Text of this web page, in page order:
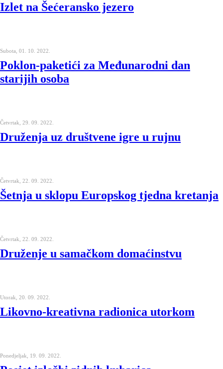
Izlet na Šećeransko jezero
Subota, 01. 10. 2022.
Poklon-paketići za Međunarodni dan
starijih osoba
Četvrtak, 29. 09. 2022.
Druženja uz društvene igre u rujnu
Četvrtak, 22. 09. 2022.
Šetnja u sklopu Europskog tjedna kretanja
Četvrtak, 22. 09. 2022.
Druženje u samačkom domaćinstvu
Utorak, 20. 09. 2022.
Likovno-kreativna radionica utorkom
Ponedjeljak, 19. 09. 2022.